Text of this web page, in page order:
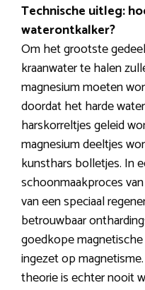
Technische uitleg:
waterontkalker?
Om het grootste
kraanwater te halen
magnesium moeten
doordat het harde
harskorreltjes geleid
magnesium deeltjes
kunsthars bolletjes. In
schoonmaakproces
van een speciaal
betrouwbaar
goedkope
ingezet op
theorie is echter nooit